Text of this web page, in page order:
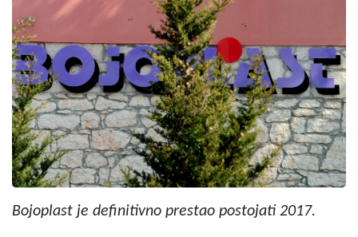
Bojoplast je definitivno prestao postojati 2017.